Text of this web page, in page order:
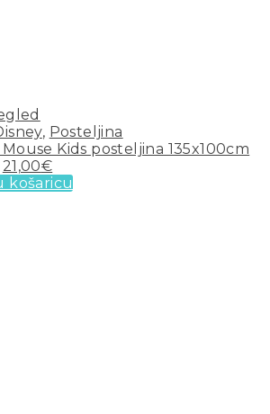
, Posteljina
Kids posteljina 135x100cm
21,00€
košaricu